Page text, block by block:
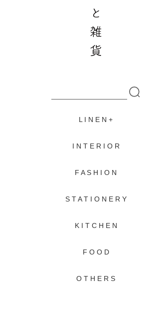
L I N E N
I N T E R I O R
F A S H I O N
S T A T I O N E R Y
K I T C H E N
F O O D
O T H E R S